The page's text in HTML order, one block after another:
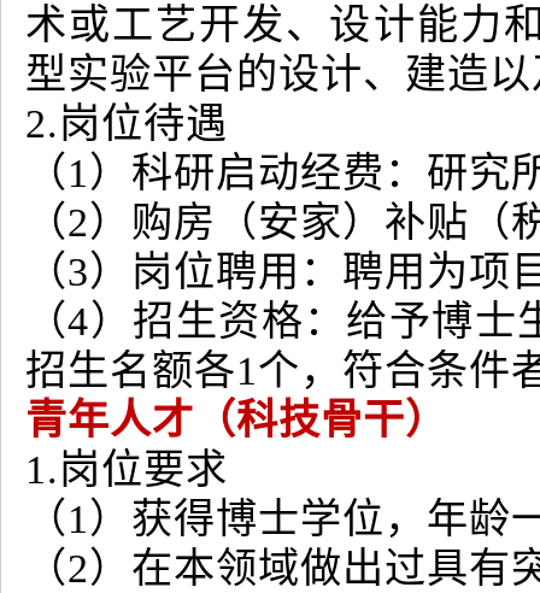
术或工艺开发、设计能力
型实验平台的设计、建造
2.岗位待遇
（1）科研启动经费：研究
（2）购房（安家）补贴（
（3）岗位聘用：聘用为
（4）招生资格：给予博
招生名额各1个，符合条件
青年人才（科技骨干）
1.岗位要求
（1）获得博士学位，年龄
（2）在本领域做出过具